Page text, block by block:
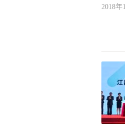
2018年